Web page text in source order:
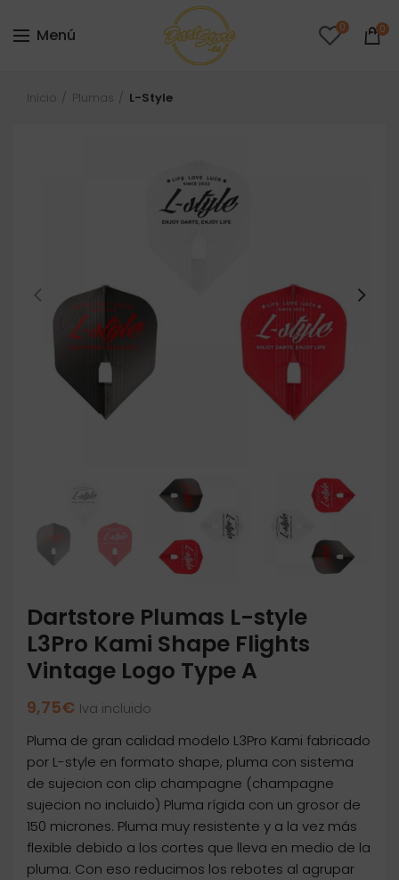
Menú 0 0
Inicio Plumas L-Style
Dartstore Plumas L-style
L3Pro Kami Shape Flights
Vintage Logo Type A
9,75€ Iva incluido
Pluma de gran calidad modelo L3Pro Kami fabricado
por L-style en formato shape, pluma con sistema
de sujecion con clip champagne (champagne
sujecion no incluido) Pluma rígida con un grosor de
150 micrones. Pluma muy resistente y a la vez más
flexible debido a los cortes que lleva en medio de la
pluma. Con eso reducimos los rebotes al agrupar